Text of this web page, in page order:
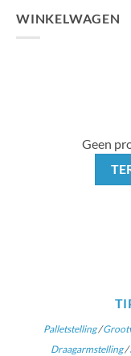
WINKELWAGEN
Geen
Palletstelling/
Draagarmstelling/